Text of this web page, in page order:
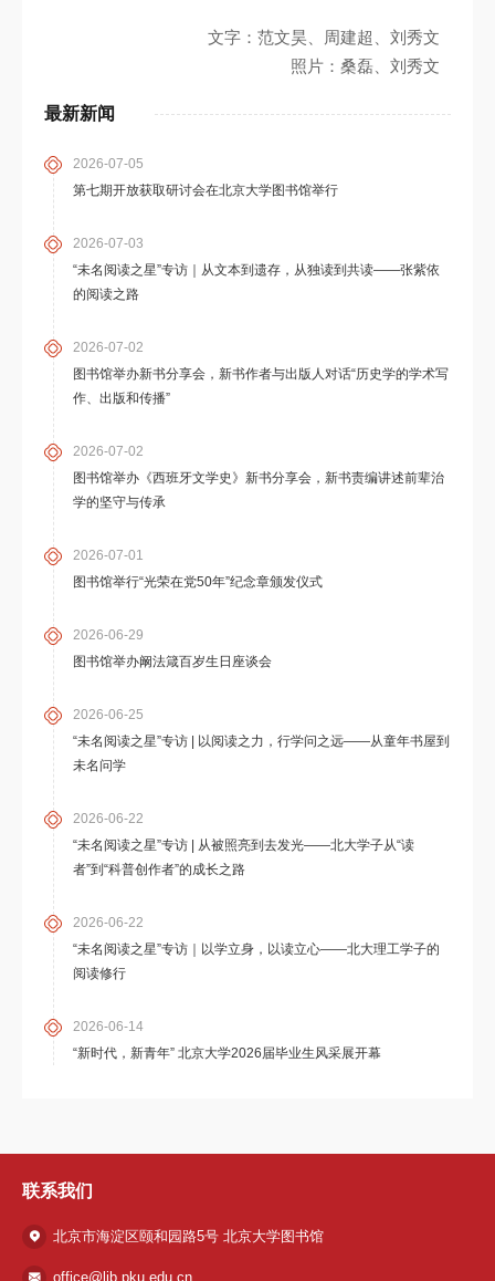
最新新闻
2026-07-05
第七期开放获取研讨会在北京大学图书馆举行
2026-07-03
“未名阅读之星”专访｜从文本到遗存，从独读到共读——张紫依
的阅读之路
2026-07-02
图书馆举办新书分享会，新书作者与出版人对话“历史学的学术写
作、出版和传播”
2026-07-02
图书馆举办《西班牙文学史》新书分享会，新书责编讲述前辈治
学的坚守与传承
2026-07-01
图书馆举行“光荣在党50年”纪念章颁发仪式
2026-06-29
图书馆举办阚法箴百岁生日座谈会
2026-06-25
“未名阅读之星”专访 | 以阅读之力，行学问之远——从童年书屋到
未名问学
2026-06-22
“未名阅读之星”专访 | 从被照亮到去发光——北大学子从“读
者”到“科普创作者”的成长之路
2026-06-22
“未名阅读之星”专访｜以学立身，以读立心——北大理工学子的
阅读修行
2026-06-14
“新时代，新青年” 北京大学2026届毕业生风采展开幕
文字：范文昊、周建超、刘秀文
照片：桑磊、刘秀文
联系我们
北京市海淀区颐和园路5号 北京大学图书馆
office@lib.pku.edu.cn